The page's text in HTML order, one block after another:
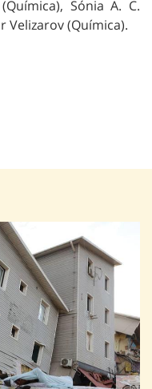
Sónia A. C.
Velizarov (Química).